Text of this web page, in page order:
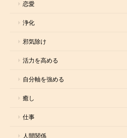
恋愛
浄化
邪気除け
活力を高める
自分軸を強める
癒し
仕事
人間関係